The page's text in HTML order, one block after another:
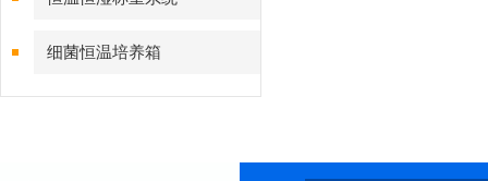
细菌恒温培养箱